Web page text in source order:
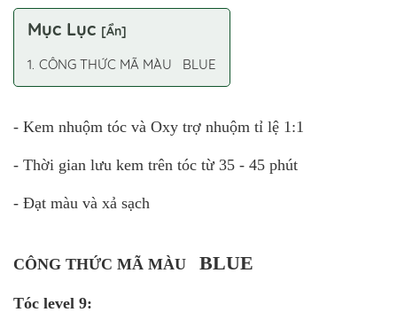
Mục Lục [Ẩn]
CÔNG THỨC MÃ MÀU BLUE
- Kem nhuộm tóc và Oxy trợ nhuộm tỉ lệ 1:1
- Thời gian lưu kem trên tóc từ 35 - 45 phút
- Đạt màu và xả sạch
CÔNG THỨC MÃ MÀU BLUE
Tóc level 9: